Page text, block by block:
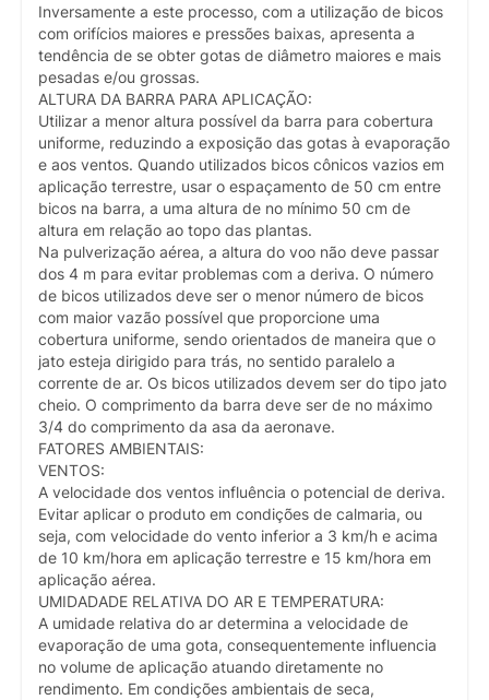
Inversamente a este processo, com a utilização de bicos
com orifícios maiores e pressões baixas, apresenta a
tendência de se obter gotas de diâmetro maiores e mais
pesadas e/ou grossas.
ALTURA DA BARRA PARA APLICAÇÃO:
Utilizar a menor altura possível da barra para cobertura
uniforme, reduzindo a exposição das gotas à evaporação
e aos ventos. Quando utilizados bicos cônicos vazios em
aplicação terrestre, usar o espaçamento de 50 cm entre
bicos na barra, a uma altura de no mínimo 50 cm de
altura em relação ao topo das plantas.
Na pulverização aérea, a altura do voo não deve passar
dos 4 m para evitar problemas com a deriva. O número
de bicos utilizados deve ser o menor número de bicos
com maior vazão possível que proporcione uma
cobertura uniforme, sendo orientados de maneira que o
jato esteja dirigido para trás, no sentido paralelo a
corrente de ar. Os bicos utilizados devem ser do tipo jato
cheio. O comprimento da barra deve ser de no máximo
3/4 do comprimento da asa da aeronave.
FATORES AMBIENTAIS:
VENTOS:
A velocidade dos ventos influência o potencial de deriva.
Evitar aplicar o produto em condições de calmaria, ou
seja, com velocidade do vento inferior a 3 km/h e acima
de 10 km/hora em aplicação terrestre e 15 km/hora em
aplicação aérea.
UMIDADADE RELATIVA DO AR E TEMPERATURA:
A umidade relativa do ar determina a velocidade de
evaporação de uma gota, consequentemente influencia
no volume de aplicação atuando diretamente no
rendimento. Em condições ambientais de seca,